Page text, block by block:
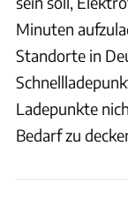
Minuten
Standorte in
Ladepunkte
Bedarf zu